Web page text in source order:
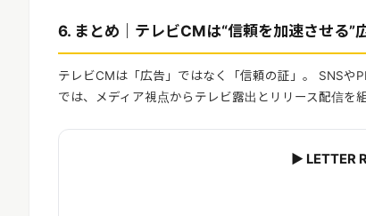
6. まとめ｜テレビCMは“信頼を加速させる”
テレビCMは「広告」ではなく「信頼の証」。 SNSや
では、メディア視点からテレビ露出とリリース配信を
▶ LETTER